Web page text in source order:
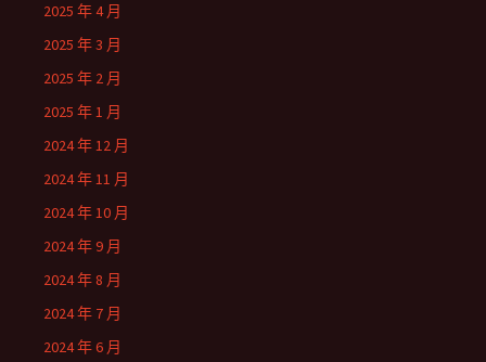
2025 年 4 月
2025 年 3 月
2025 年 2 月
2025 年 1 月
2024 年 12 月
2024 年 11 月
2024 年 10 月
2024 年 9 月
2024 年 8 月
2024 年 7 月
2024 年 6 月